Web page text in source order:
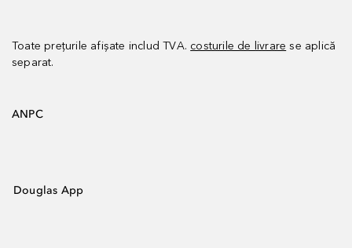
Toate prețurile afișate includ TVA. costurile de livrare se aplică
separat.
ANPC
Douglas App